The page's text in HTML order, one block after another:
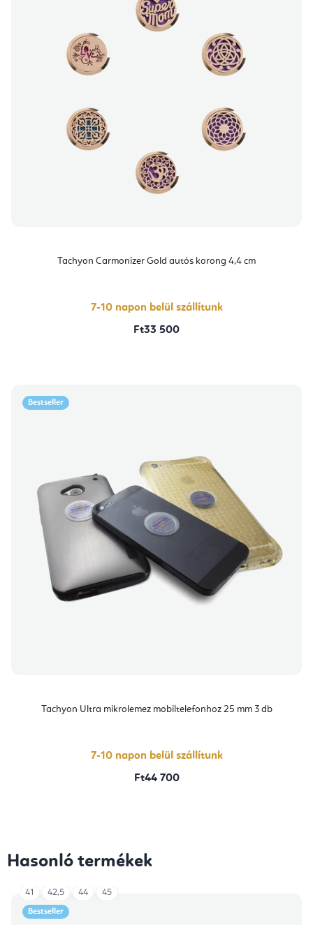
Tachyon Carmonizer Gold autós korong 4,4 cm
7-10 napon belül szállítunk
Ft33 500
Bestseller
Tachyon Ultra mikrolemez mobiltelefonhoz 25 mm 3 db
7-10 napon belül szállítunk
Ft44 700
Hasonló termékek
Bestseller
41 42,5 44 45